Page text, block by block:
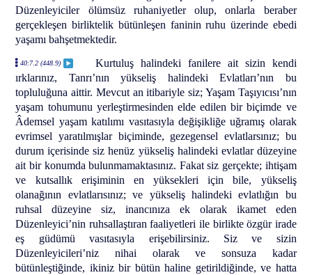
Düzenleyiciler ölümsüz ruhaniyetler olup, onlarla beraber
gerçekleşen birliktelik bütünleşen faninin ruhu üzerinde ebedi
yaşamı bahşetmektedir.
40:7.2 (448.9)
Kurtuluş halindeki fanilere ait sizin kendi
ırklarınız, Tanrı’nın yükseliş halindeki Evlatları’nın bu
topluluğuna aittir. Mevcut an itibariyle siz; Yaşam Taşıyıcısı’nın
yaşam tohumunu yerleştirmesinden elde edilen bir biçimde ve
Âdemsel yaşam katılımı vasıtasıyla değişikliğe uğramış olarak
evrimsel yaratılmışlar biçiminde, gezegensel evlatlarsınız; bu
durum içerisinde siz henüz yükseliş halindeki evlatlar düzeyine
ait bir konumda bulunmamaktasınız. Fakat siz gerçekte; ihtişam
ve kutsallık erişiminin en yüksekleri için bile, yükseliş
olanağının evlatlarısınız; ve yükseliş halindeki evlatlığın bu
ruhsal düzeyine siz, inancınıza ek olarak ikamet eden
Düzenleyici’nin ruhsallaştıran faaliyetleri ile birlikte özgür irade
eş güdümü vasıtasıyla erişebilirsiniz. Siz ve sizin
Düzenleyicileri’niz nihai olarak ve sonsuza kadar
bütünleştiğinde, ikiniz bir bütün haline getirildiğinde, ve hatta